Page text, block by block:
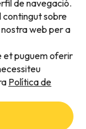
de navegació.
contingut sobre
web per a
et puguem oferir
Política de